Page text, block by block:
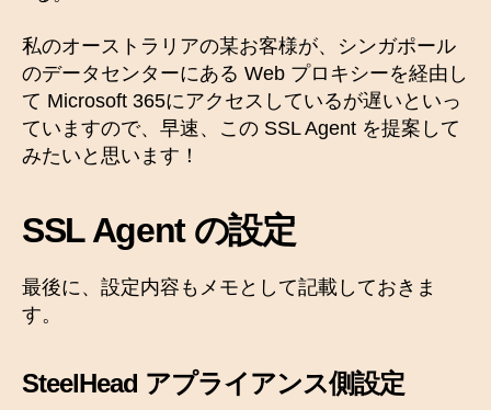
私のオーストラリアの某お客様が、シンガポール
のデータセンターにある Web プロキシーを経由し
て Microsoft 365にアクセスしているが遅いといっ
ていますので、早速、この SSL Agent を提案して
みたいと思います！
SSL Agent の設定
最後に、設定内容もメモとして記載しておきま
す。
SteelHead アプライアンス側設定